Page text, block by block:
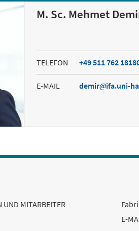
M. Sc. Mehmet
TELEFON +49 511 762
E-MAIL demir ifa.uni-
UND MITARBEITER
E-